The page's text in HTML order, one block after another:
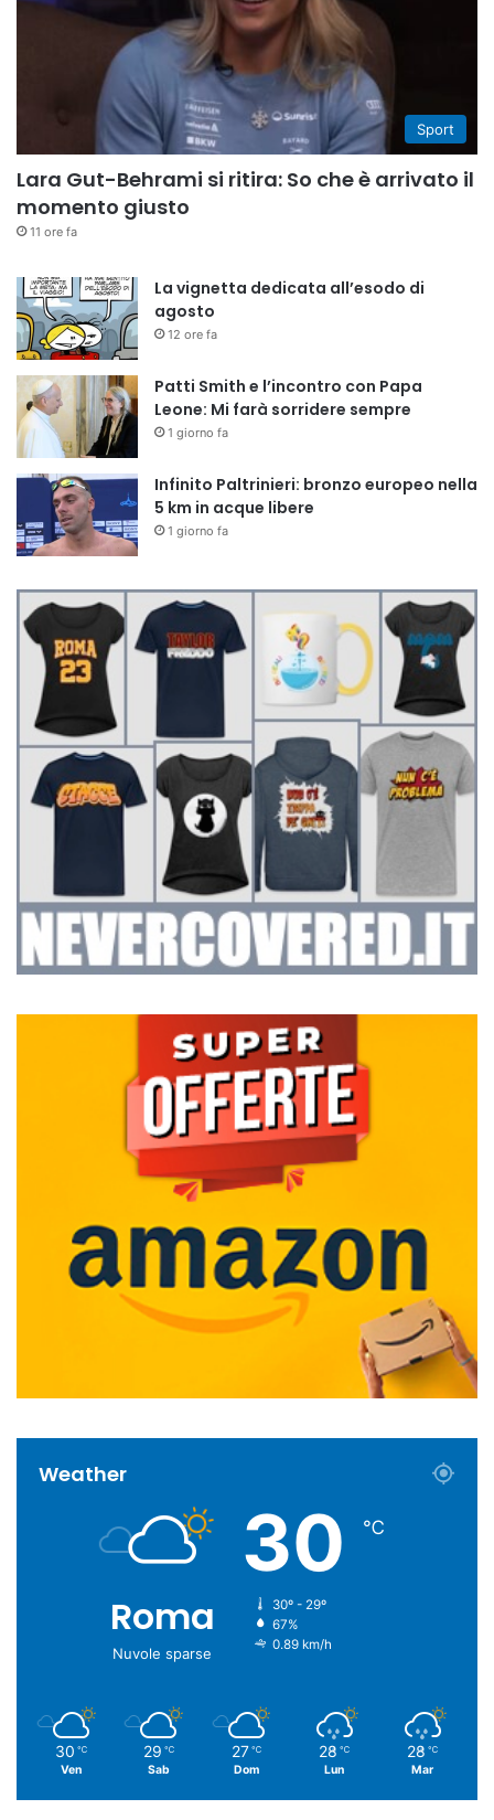
Sport
Lara Gut-Behrami si ritira: So che è arrivato il
momento giusto
11 ore fa
La vignetta dedicata all’esodo di
agosto
12 ore fa
Patti Smith e l’incontro con Papa
Leone: Mi farà sorridere sempre
1 giorno fa
Infinito Paltrinieri: bronzo europeo nella
5 km in acque libere
1 giorno fa
Weather
Roma
Nuvole sparse
30 ℃
30º - 29º
67%
0.89 km/h
30 ℃
Ven
29 ℃
Sab
27 ℃
Dom
28 ℃
Lun
28 ℃
Mar